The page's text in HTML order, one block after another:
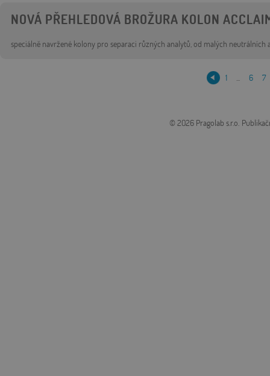
NOVÁ PŘEHLEDOVÁ BROŽURA KOLON
speciálně navržené kolony pro separaci různých analytů, od malých
1 6 7
© 2026 Pragolab s.r.o.